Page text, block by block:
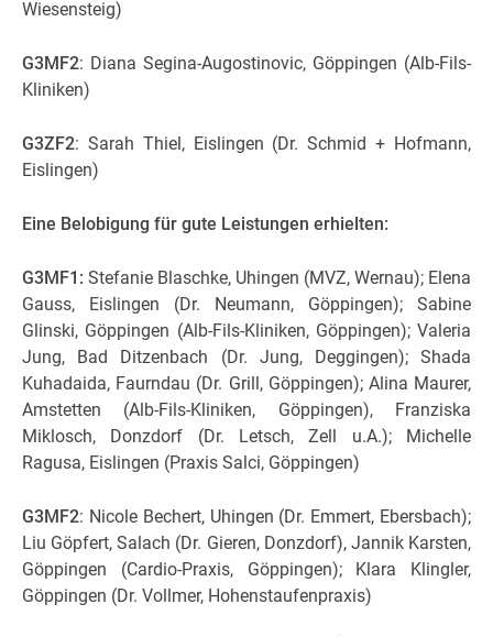
Wiesensteig)
G3MF2: Diana Segina-Augostinovic, Göppingen (Alb-Fils-
Kliniken)
G3ZF2: Sarah Thiel, Eislingen (Dr. Schmid + Hofmann,
Eislingen)
Eine Belobigung für gute Leistungen erhielten:
G3MF1: Stefanie Blaschke, Uhingen (MVZ, Wernau); Elena
Gauss, Eislingen (Dr. Neumann, Göppingen); Sabine
Glinski, Göppingen (Alb-Fils-Kliniken, Göppingen); Valeria
Jung, Bad Ditzenbach (Dr. Jung, Deggingen); Shada
Kuhadaida, Faurndau (Dr. Grill, Göppingen); Alina Maurer,
Amstetten (Alb-Fils-Kliniken, Göppingen), Franziska
Miklosch, Donzdorf (Dr. Letsch, Zell u.A.); Michelle
Ragusa, Eislingen (Praxis Salci, Göppingen)
G3MF2: Nicole Bechert, Uhingen (Dr. Emmert, Ebersbach);
Liu Göpfert, Salach (Dr. Gieren, Donzdorf), Jannik Karsten,
Göppingen (Cardio-Praxis, Göppingen); Klara Klingler,
Göppingen (Dr. Vollmer, Hohenstaufenpraxis)